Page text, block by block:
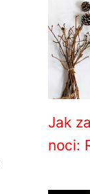
Jak
noci: